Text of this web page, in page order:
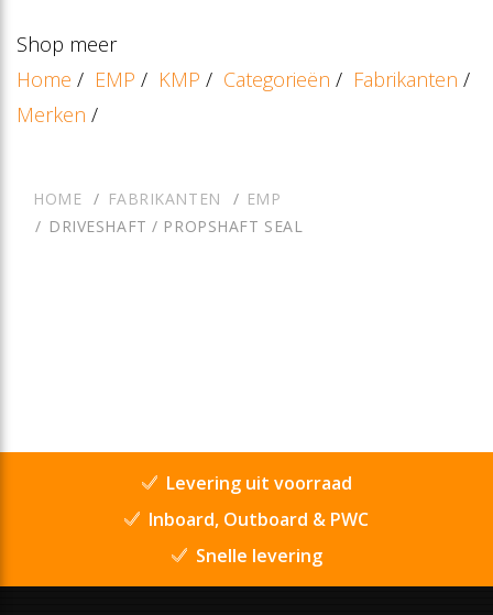
Shop meer
Home / EMP / KMP / Categorieën / Fabrikanten /
Merken /
HOME FABRIKANTEN
EMP
DRIVESHAFT / PROPSHAFT SEAL
Levering uit voorraad
Inboard, Outboard & PWC
Snelle levering